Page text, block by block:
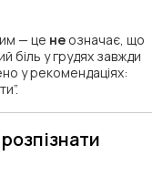
— це не означає, що
біль у грудях завжди
у рекомендаціях: